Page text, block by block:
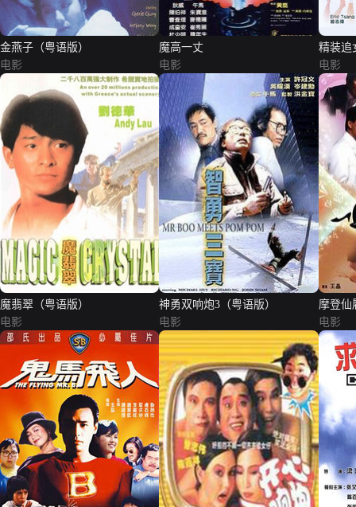
金燕子（粤语版）
电影
魔高一丈
电影
精装追
电影
魔翡翠（粤语版）
电影
神勇双响炮3（粤语版）
电影
摩登仙
电影